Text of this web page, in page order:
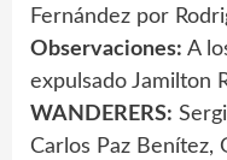
Fernández por
Observaciones: A
expulsado Jamilton
WANDERERS:
Carlos Paz Benítez,